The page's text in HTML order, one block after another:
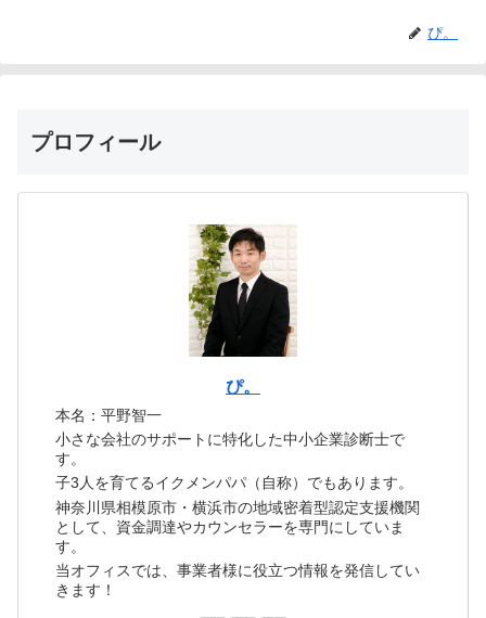
ぴ。
プロフィール
ぴ。
本名：平野智一
小さな会社のサポートに特化した中小企業診断士で
す。
子3人を育てるイクメンパパ（自称）でもあります。
神奈川県相模原市・横浜市の地域密着型認定支援機関
として、資金調達やカウンセラーを専門にしていま
す。
当オフィスでは、事業者様に役立つ情報を発信してい
きます！